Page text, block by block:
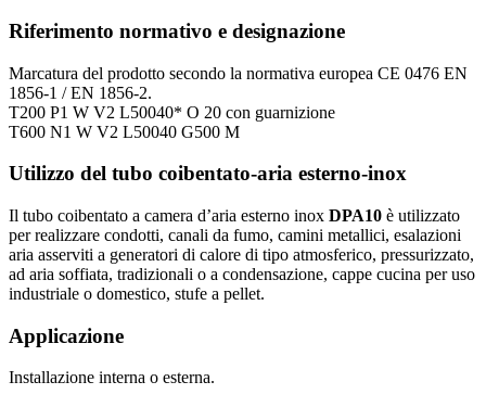
Riferimento normativo e designazione
Marcatura del prodotto secondo la normativa europea CE 0476 EN
1856-1 / EN 1856-2.
T200 P1 W V2 L50040* O 20 con guarnizione
T600 N1 W V2 L50040 G500 M
Utilizzo del tubo coibentato-aria esterno-inox
Il tubo coibentato a camera d’aria esterno inox DPA10 è utilizzato
per realizzare condotti, canali da fumo, camini metallici, esalazioni
aria asserviti a generatori di calore di tipo atmosferico, pressurizzato,
ad aria soffiata, tradizionali o a condensazione, cappe cucina per uso
industriale o domestico, stufe a pellet.
Applicazione
Installazione interna o esterna.